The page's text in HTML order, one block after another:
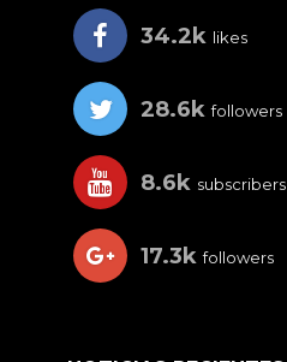
34.2k likes
28.6k followers
8.6k subscribers
17.3k followers